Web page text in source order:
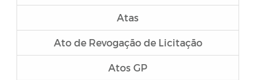
Atas
Ato de Revogação de Licitação
Atos GP